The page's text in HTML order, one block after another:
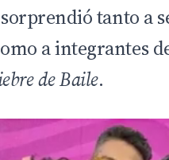
tanto a
a integrantes
de Baile.